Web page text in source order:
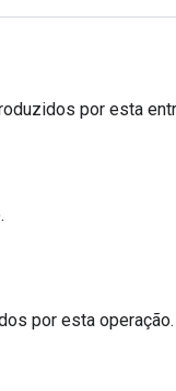
por esta
por esta operação.